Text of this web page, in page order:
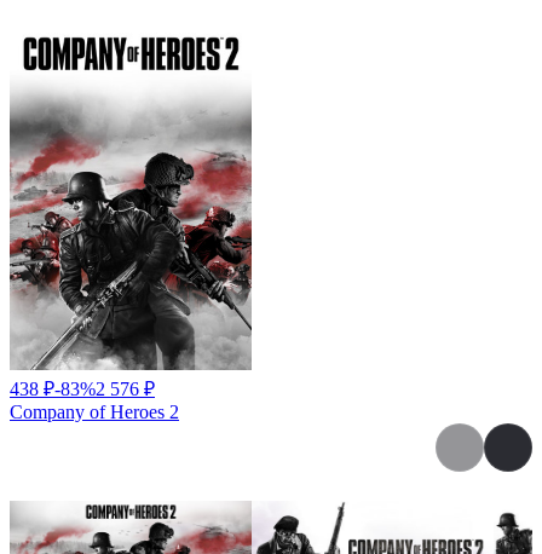
438 ₽-83%2 576 ₽
Company of Heroes 2